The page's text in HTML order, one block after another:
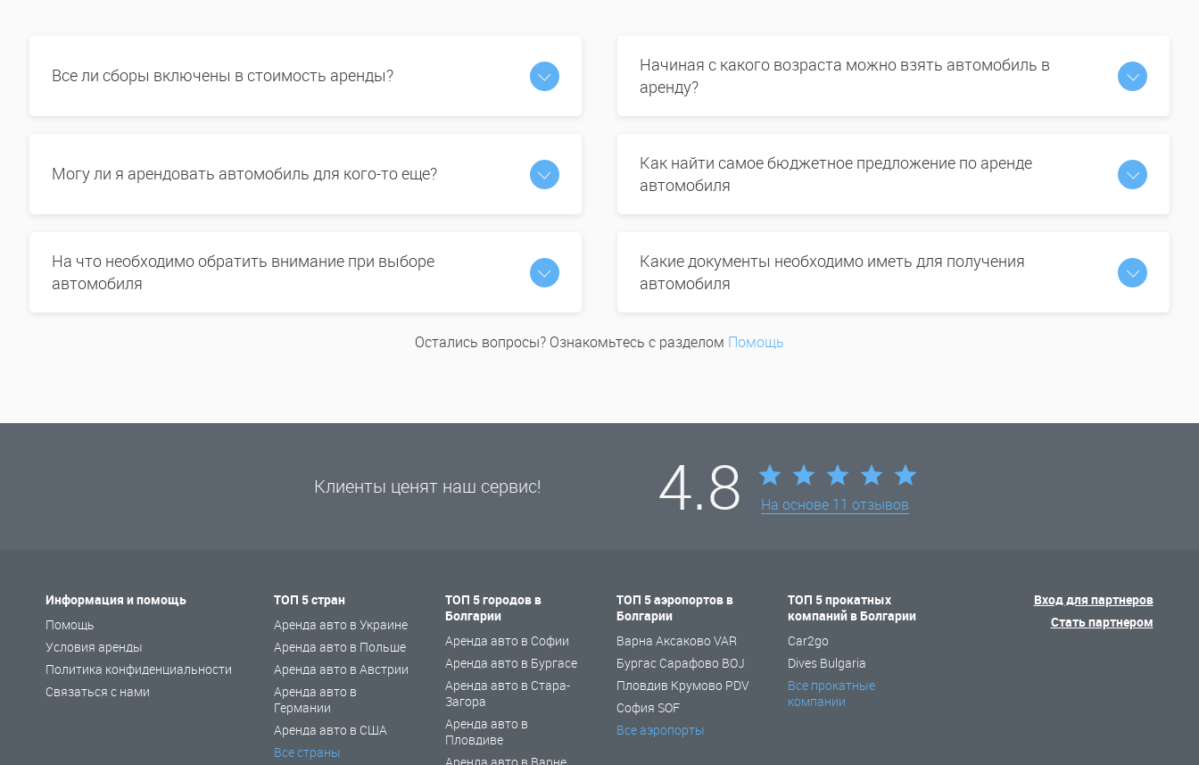
Все ли сборы включены в стоимость аренды?
Начиная с какого возраста можно взять автомобиль в
аренду?
Могу ли я арендовать автомобиль для кого-то еще?
Как найти самое бюджетное предложение по аренде
автомобиля
На что необходимо обратить внимание при выборе
автомобиля
Какие документы необходимо иметь для получения
автомобиля
Остались вопросы? Ознакомьтесь с разделом Помощь
Клиенты ценят наш сервис! 4.8 На основе 11 отзывов
Информация и помощь
Помощь
Условия аренды
Политика конфиденциальности
Связаться с нами
ТОП 5 стран
Аренда авто в Украине
Аренда авто в Польше
Аренда авто в Австрии
Аренда авто в
Германии
Аренда авто в США
Все страны
ТОП 5 городов в
Болгарии
Аренда авто в Софии
Аренда авто в Бургасе
Аренда авто в Стара-
Загора
Аренда авто в
Пловдиве
ТОП 5 аэропортов в
Болгарии
Варна Аксаково VAR
Бургас Сарафово BOJ
Пловдив Крумово PDV
София SOF
Все аэропорты
ТОП 5 прокатных
компаний в Болгарии
Car2go
Dives Bulgaria
Все прокатные
компании
Вход для партнеров
Стать партнером